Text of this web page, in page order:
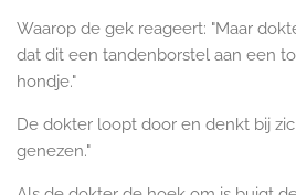
Waarop de gek reageert: "Maar
dat dit een tandenborstel aan een
hondje."
De dokter loopt door en denkt bij
genezen."